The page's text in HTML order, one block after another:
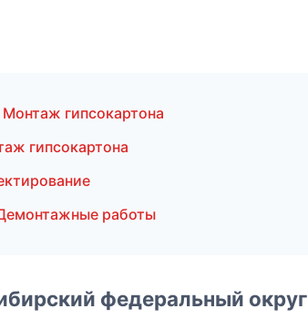
гипсокартона
гипсокартона
работы
федеральный округ